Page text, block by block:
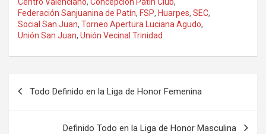
Federación Sanjuanina de Patín, FSP, Huarpes, SEC,
Social San Juan, Torneo Apertura Luciana Agudo,
Unión San Juan, Unión Vecinal Trinidad
entradas
Todo Definido en la Liga de Honor Femenina
Definido Todo en la Liga de Honor Masculina